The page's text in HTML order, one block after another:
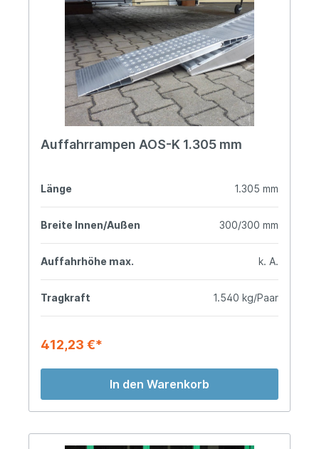
Auffahrrampen AOS-K 1.305 mm
Länge 1.305 mm
Breite Innen/Außen 300/300 mm
Auffahrhöhe max. k. A.
Tragkraft 1.540 kg/Paar
412,23 €*
In den Warenkorb